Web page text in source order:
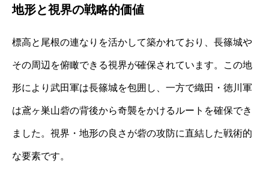
地形と視界の戦略的価値
標高と尾根の連なりを活かして築かれており、長篠城や
その周辺を俯瞰できる視界が確保されています。この地
形により武田軍は長篠城を包囲し、一方で織田・徳川軍
は鳶ヶ巣山砦の背後から奇襲をかけるルートを確保でき
ました。視界・地形の良さが砦の攻防に直結した戦術的
な要素です。